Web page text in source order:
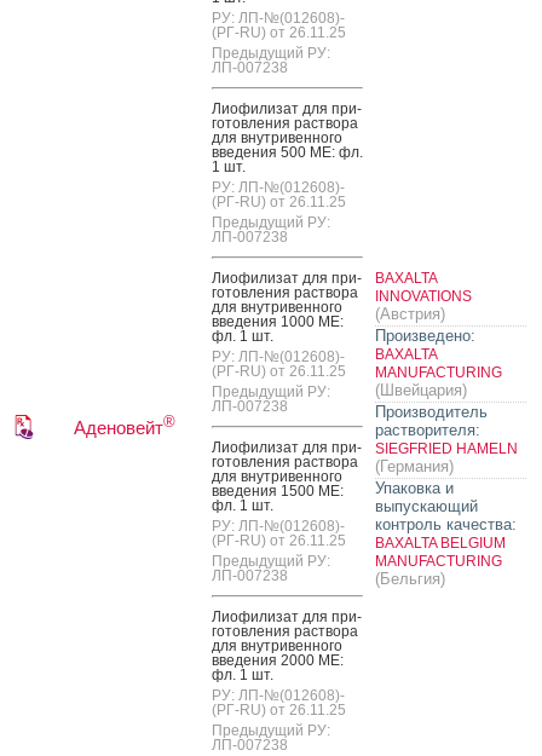
Аденовейт®
РУ: ЛП-№(012608)-
(РГ-RU) от 26.11.25
Предыдущий РУ:
ЛП-007238
Ли­офи­лизат для при­
готов­ле­ния рас­тво­ра
для внут­ри­вен­но­го
вве­дения 500 МЕ: фл.
1 шт.
РУ: ЛП-№(012608)-
(РГ-RU) от 26.11.25
Предыдущий РУ:
ЛП-007238
Ли­офи­лизат для при­
готов­ле­ния рас­тво­ра
для внут­ри­вен­но­го
вве­дения 1000 МЕ:
фл. 1 шт.
РУ: ЛП-№(012608)-
(РГ-RU) от 26.11.25
Предыдущий РУ:
ЛП-007238
Ли­офи­лизат для при­
готов­ле­ния рас­тво­ра
для внут­ри­вен­но­го
вве­дения 1500 МЕ:
фл. 1 шт.
РУ: ЛП-№(012608)-
(РГ-RU) от 26.11.25
Предыдущий РУ:
ЛП-007238
Ли­офи­лизат для при­
готов­ле­ния рас­тво­ра
для внут­ри­вен­но­го
вве­дения 2000 МЕ:
фл. 1 шт.
РУ: ЛП-№(012608)-
(РГ-RU) от 26.11.25
Предыдущий РУ:
ЛП-007238
BAXALTA
INNOVATIONS
(Австрия)
Произведено:
BAXALTA
MANUFACTURING
(Швейцария)
Производитель
растворителя:
SIEGFRIED HAMELN
(Германия)
Упаковка и
выпускающий
контроль качества:
BAXALTA BELGIUM
MANUFACTURING
(Бельгия)